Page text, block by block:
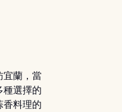
宜蘭，當
種選擇的
香料理的